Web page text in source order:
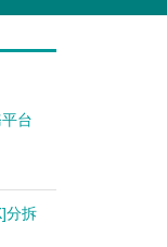
台
分拆